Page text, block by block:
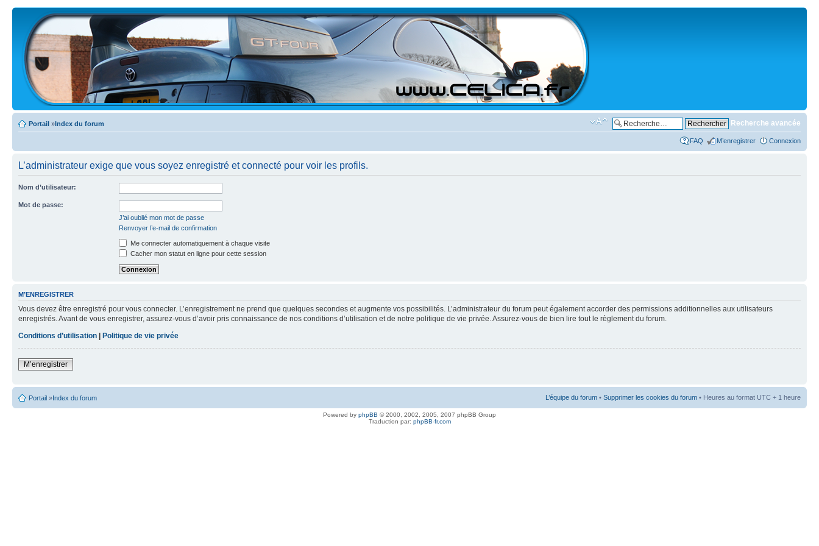
Portail »Index du forum Recherche avancée
FAQ M’enregistrer Connexion
L’administrateur exige que vous soyez enregistré et connecté pour voir les profils.
Nom d’utilisateur:
Mot de passe:
J’ai oublié mon mot de passe
Renvoyer l’e-mail de confirmation
Me connecter automatiquement à chaque visite
Cacher mon statut en ligne pour cette session
M’ENREGISTRER
Vous devez être enregistré pour vous connecter. L’enregistrement ne prend que quelques secondes et augmente vos possibilités. L’administrateur du forum peut également accorder des permissions additionnelles aux utilisateurs
enregistrés. Avant de vous enregistrer, assurez-vous d’avoir pris connaissance de nos conditions d’utilisation et de notre politique de vie privée. Assurez-vous de bien lire tout le règlement du forum.
Conditions d’utilisation | Politique de vie privée
M’enregistrer
Portail »Index du forum L’équipe du forum • Supprimer les cookies du forum • Heures au format UTC + 1 heure
Powered by phpBB © 2000, 2002, 2005, 2007 phpBB Group
Traduction par: phpBB-fr.com